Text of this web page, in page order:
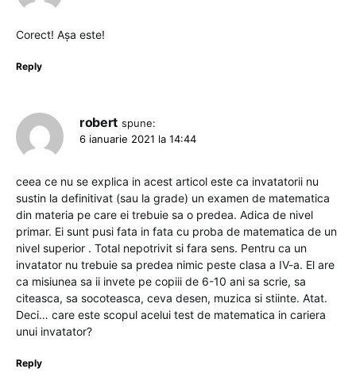
Corect! Așa este!
Reply
robert spune:
6 ianuarie 2021 la 14:44
ceea ce nu se explica in acest articol este ca invatatorii nu
sustin la definitivat (sau la grade) un examen de matematica
din materia pe care ei trebuie sa o predea. Adica de nivel
primar. Ei sunt pusi fata in fata cu proba de matematica de un
nivel superior . Total nepotrivit si fara sens. Pentru ca un
invatator nu trebuie sa predea nimic peste clasa a IV-a. El are
ca misiunea sa ii invete pe copiii de 6-10 ani sa scrie, sa
citeasca, sa socoteasca, ceva desen, muzica si stiinte. Atat.
Deci… care este scopul acelui test de matematica in cariera
unui invatator?
Reply